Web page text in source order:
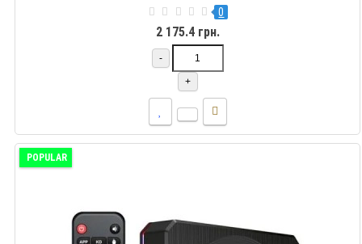
0
2 175.4 грн.
-
+
POPULAR